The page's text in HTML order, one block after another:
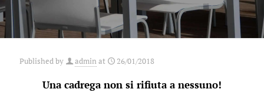
Published by admin at 26/01/2018
Una cadrega non si rifiuta a nessuno!